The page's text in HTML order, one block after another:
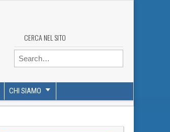
CERCA NEL SITO
Search for:
CHI SIAMO